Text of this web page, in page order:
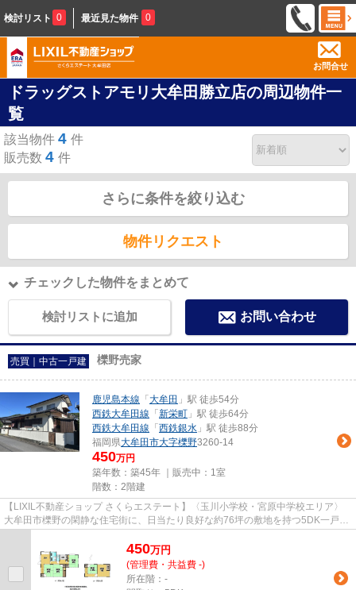
検討リスト 0 最近見た物件 0
お問合せ
ドラッグストアモリ大牟田勝立店の周辺物件一
覧
該当物件 4 件
販売数 4 件
さらに条件を絞り込む
物件リクエスト
チェックした物件をまとめて
検討リストに追加 お問い合わせ
売買｜中古一戸建 櫟野売家
鹿児島本線 「 大牟田 」駅 徒歩54分
西鉄大牟田線 「 新栄町 」駅 徒歩64分
西鉄大牟田線 「 西鉄銀水 」駅 徒歩88分
福岡県大牟田市大字櫟野3260-14
450万円
築年数：築45年 ｜販売中： 1室
階数：2階建
【LIXIL不動産ショップ さくらエステート】〈玉川小学校・宮原中学校エリア〉
大牟田市櫟野の閑静な住宅街に、日当たり良好な約76坪の敷地を持つ5DK一戸建
450万円
(管理費・共益費 -)
所在階：-